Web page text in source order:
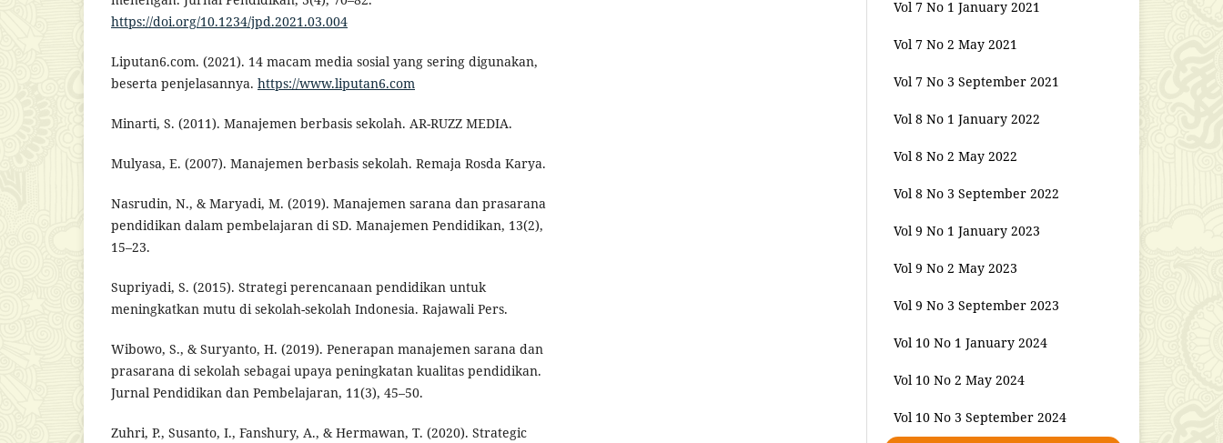
https://doi.org/10.1234/jpd.2021.03.004
Liputan6.com. (2021). 14 macam media sosial yang sering digunakan,
beserta penjelasannya. https://www.liputan6.com
Minarti, S. (2011). Manajemen berbasis sekolah. AR-RUZZ MEDIA.
Mulyasa, E. (2007). Manajemen berbasis sekolah. Remaja Rosda Karya.
Nasrudin, N., & Maryadi, M. (2019). Manajemen sarana dan prasarana
pendidikan dalam pembelajaran di SD. Manajemen Pendidikan, 13(2),
15–23.
Supriyadi, S. (2015). Strategi perencanaan pendidikan untuk
meningkatkan mutu di sekolah-sekolah Indonesia. Rajawali Pers.
Wibowo, S., & Suryanto, H. (2019). Penerapan manajemen sarana dan
prasarana di sekolah sebagai upaya peningkatan kualitas pendidikan.
Jurnal Pendidikan dan Pembelajaran, 11(3), 45–50.
Zuhri, P., Susanto, I., Fanshury, A., & Hermawan, T. (2020). Strategic
Vol 7 No 1 January 2021
Vol 7 No 2 May 2021
Vol 7 No 3 September 2021
Vol 8 No 1 January 2022
Vol 8 No 2 May 2022
Vol 8 No 3 September 2022
Vol 9 No 1 January 2023
Vol 9 No 2 May 2023
Vol 9 No 3 September 2023
Vol 10 No 1 January 2024
Vol 10 No 2 May 2024
Vol 10 No 3 September 2024